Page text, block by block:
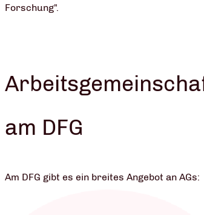
Forschung".
am DFG
Am DFG gibt es ein breites Angebot an AGs: